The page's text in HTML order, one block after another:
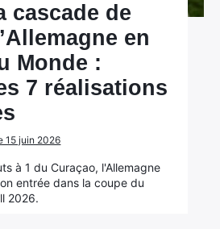
cascade de
en
Monde :
7 réalisations
15 juin 2026
à 1 du Curaçao, l'Allemagne
entrée dans la coupe du
2026.